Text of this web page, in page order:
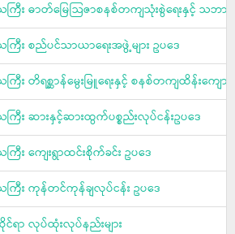
ြီး ဓာတ်မြေသြဇာစနစ်တကျသုံးစွဲရေးနှင့် သဘာ
ြီး စည်ပင်သာယာရေးအဖွဲ့များ ဥပဒေ
း တိရစ္ဆာန်မွေးမြူရေးနှင့် စနစ်တကျထိန်းကျောင်
ြီး ဆားနှင့်ဆားထွက်ပစ္စည်းလုပ်ငန်းဥပဒေ
ြီး ကျေးရွာထင်းစိုက်ခင်း ဥပဒေ
ြီး ကုန်တင်ကုန်ချလုပ်ငန်း ဥပဒေ
င်ရာ လုပ်ထုံးလုပ်နည်းများ